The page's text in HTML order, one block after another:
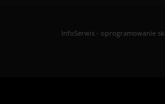
InfoSerwis- oprogramowanie